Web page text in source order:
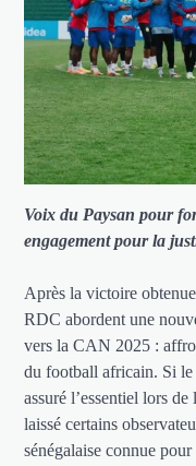
Voix du Paysan pour
engagement pour la
Après la victoire
RDC abordent une
vers la CAN 2025 :
du football africain. Si le
assuré l’essentiel lors
laissé certains
sénégalaise connue